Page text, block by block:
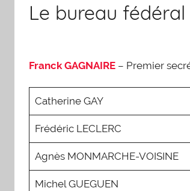
écologique
Le bureau fédéral
Franck GAGNAIRE – Premier
Catherine GAY
Frédéric LECLERC
Agnès MONMARCHE-VOISINE
Michel GUEGUEN